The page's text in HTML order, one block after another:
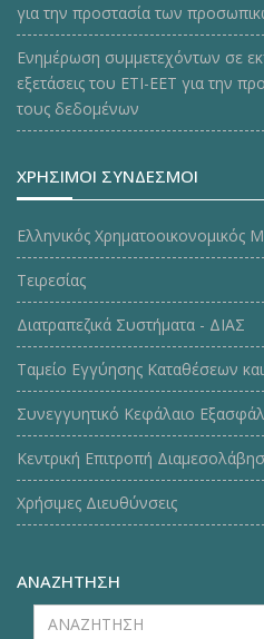
για την προστασία των
Ενημέρωση συμμετεχόντων σε
εξετάσεις του ΕΤΙ-ΕΕΤ για την
τους δεδομένων
ΧΡΗΣΙΜΟΙ ΣΥΝΔΕΣΜΟΙ
Ελληνικός Χρηματοοικονομικός
Τειρεσίας
Διατραπεζικά Συστήματα - ΔΙΑΣ
Ταμείο Εγγύησης Καταθέσεων
Συνεγγυητικό Κεφάλαιο
Κεντρική Επιτροπή
Χρήσιμες Διευθύνσεις
ΑΝΑΖΗΤΗΣΗ
ΑΝΑΖΗΤΗΣΗ